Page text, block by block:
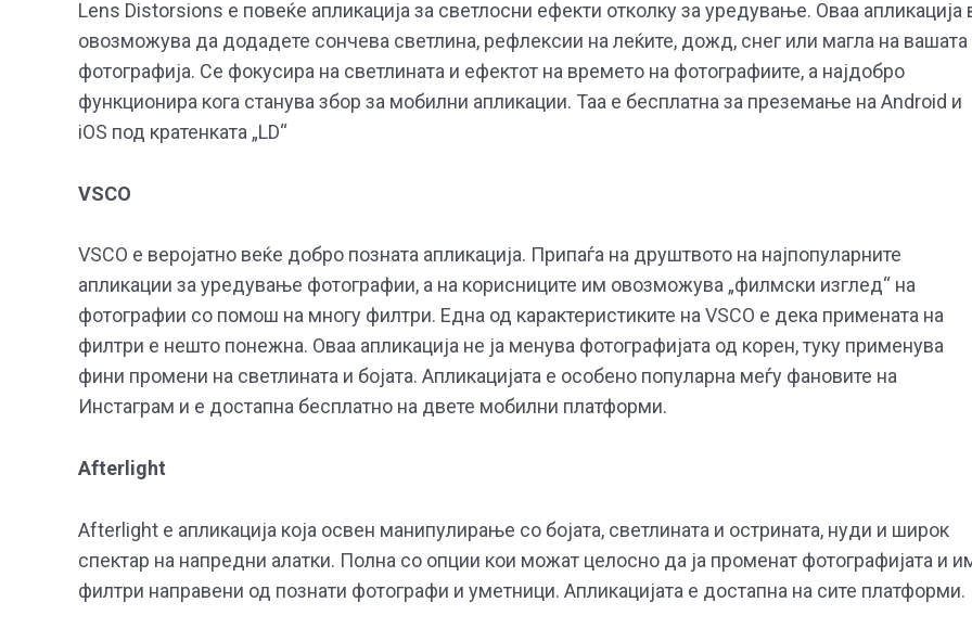
Lens Distorsions е повеќе апликација за светлосни ефекти отколку за уредување. Оваа апликација
овозможува да додадете сончева светлина, рефлексии на леќите, дожд, снег или магла на вашата
фотографија. Се фокусира на светлината и ефектот на времето на фотографиите, а најдобро
функционира кога станува збор за мобилни апликации. Таа е бесплатна за преземање на Android и
iOS под кратенката „LD“
VSCO
VSCO е веројатно веќе добро позната апликација. Припаѓа на друштвото на најпопуларните
апликации за уредување фотографии, а на корисниците им овозможува „филмски изглед“ на
фотографии со помош на многу филтри. Една од карактеристиките на VSCO е дека примената на
филтри е нешто понежна. Оваа апликација не ја менува фотографијата од корен, туку применува
фини промени на светлината и бојата. Апликацијата е особено популарна меѓу фановите на
Инстаграм и е достапна бесплатно на двете мобилни платформи.
Afterlight
Afterlight е апликација која освен манипулирање со бојата, светлината и острината, нуди и широк
спектар на напредни алатки. Полна со опции кои можат целосно да ја променат фотографијата и
филтри направени од познати фотографи и уметници. Апликацијата е достапна на сите платформи.